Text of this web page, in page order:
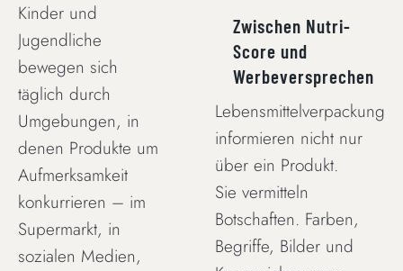
Kinder und
Jugendliche
bewegen sich
täglich durch
Umgebungen, in
denen Produkte um
Aufmerksamkeit
konkurrieren – im
Supermarkt, in
sozialen Medien,
Zwischen Nutri-
Score und
Werbeversprechen
Lebensmittelverpackungen
informieren nicht nur
über ein Produkt.
Sie vermitteln
Botschaften. Farben,
Begriffe, Bilder und